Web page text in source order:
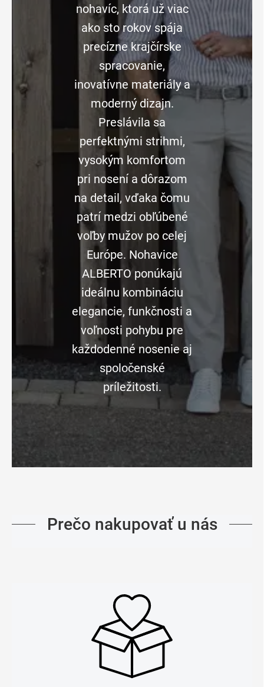
nohavíc, ktorá už viac
ako sto rokov spája
precízne krajčírske
spracovanie,
inovatívne materiály a
moderný dizajn.
Preslávila sa
perfektnými strihmi,
vysokým komfortom
pri nosení a dôrazom
na detail, vďaka čomu
patrí medzi obľúbené
voľby mužov po celej
Európe. Nohavice
ALBERTO ponúkajú
ideálnu kombináciu
elegancie, funkčnosti a
voľnosti pohybu pre
každodenné nosenie aj
spoločenské
príležitosti.
Prečo nakupovať u nás